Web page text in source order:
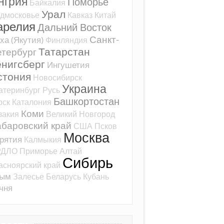
нынешняя Россия
СССР?
с позиций интегрального традиционализма
Байкалия
Урал Кавказ Китай
Дальний Восток
(Якутия) Финляндия Санкт-
Татарстан
Ингушетия
Новосибирск
Русь Украина
Каталония Башкортостан
Коми Великий Новгород
край США Псков
Калмыкия Москва
Приморье Алтай
край Сибирь
Залесье Беларусь Кубань